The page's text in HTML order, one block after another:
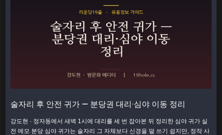
술자리 후 안전 귀가 — 분당권 대리·심야 이동 정리
강도현 · 정자동에서 새벽 1시에 대리를 세 번 잡아본 뒤 정리한 심야 귀가 실
전 메모 분당 심야 귀가는 술자리 그 자체보다 신경을 덜 쓰기 쉽지만, 정작 사